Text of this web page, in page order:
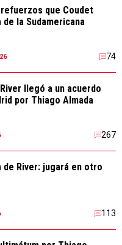
que Coudet
la Sudamericana
74
llegó a un acuerdo
por Thiago Almada
267
de River: jugará en otro
113